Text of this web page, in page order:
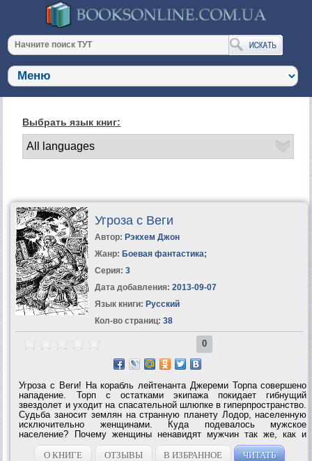
Выбрать язык книг:
Угроза с Веги
Автор: Рэкхем Джон
Жанр: Боевая фантастика;
Серия: 3
Дата добавления: 2013-09-07
Язык книги: Русский
Кол-во страниц: 38
0
Угроза с Веги! На корабль лейтенанта Джереми Торпа совершено
нападение. Торп с остатками экипажа покидает гибнущий
звездолет и уходит на спасательной шлюпке в гиперпространство.
Судьба заносит землян на странную планету Лодор, населенную
исключительно женщинами. Куда подевалось мужское
население? Почему женщины ненавидят мужчин так же, как и
вегиан? Как сообщить на Землю об аварии? Но для начала нужно
расположить к себе...
О КНИГЕ ОТЗЫВЫ В ИЗБРАННОЕ ЧИТАТЬ